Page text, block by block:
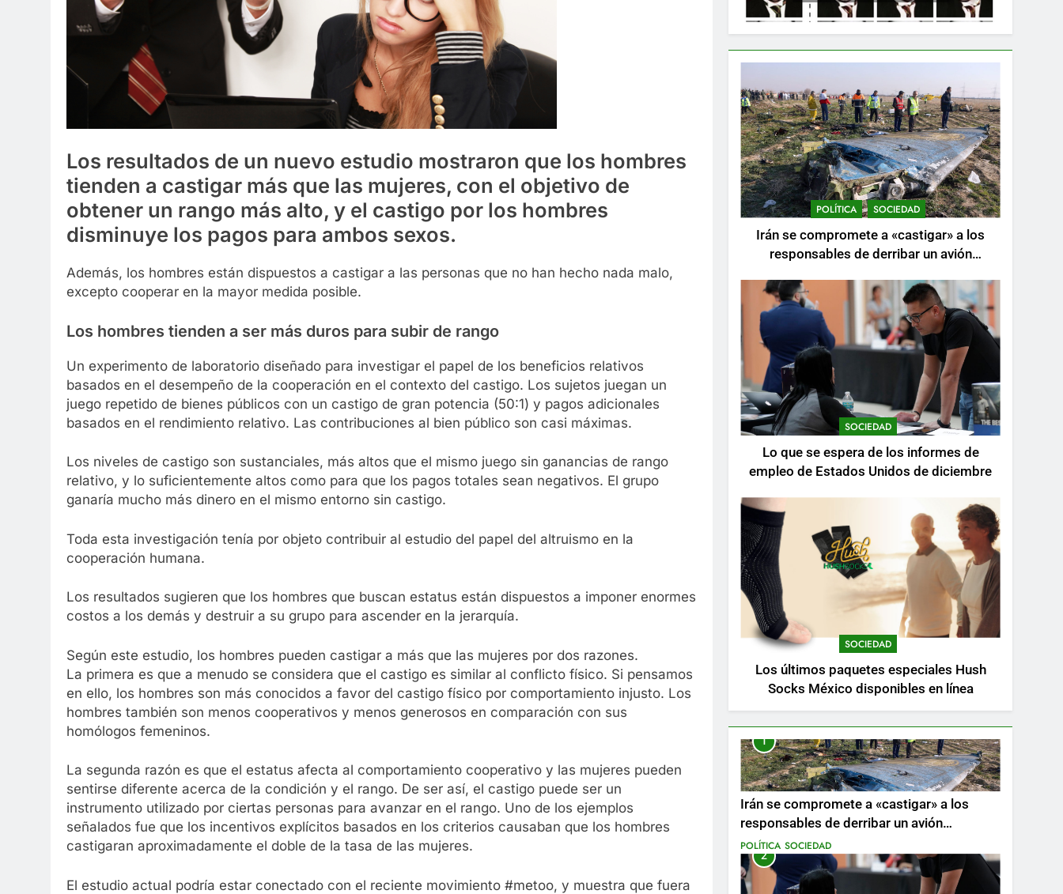
Los resultados de un nuevo estudio mostraron que los hombres
tienden a castigar más que las mujeres, con el objetivo de
obtener un rango más alto, y el castigo por los hombres
disminuye los pagos para ambos sexos.
Además, los hombres están dispuestos a castigar a las personas que no han hecho nada malo,
excepto cooperar en la mayor medida posible.
Los hombres tienden a ser más duros para subir de rango
Un experimento de laboratorio diseñado para investigar el papel de los beneficios relativos
basados en el desempeño de la cooperación en el contexto del castigo. Los sujetos juegan un
juego repetido de bienes públicos con un castigo de gran potencia (50:1) y pagos adicionales
basados en el rendimiento relativo. Las contribuciones al bien público son casi máximas.
Los niveles de castigo son sustanciales, más altos que el mismo juego sin ganancias de rango
relativo, y lo suficientemente altos como para que los pagos totales sean negativos. El grupo
ganaría mucho más dinero en el mismo entorno sin castigo.
Toda esta investigación tenía por objeto contribuir al estudio del papel del altruismo en la
cooperación humana.
Los resultados sugieren que los hombres que buscan estatus están dispuestos a imponer enormes
costos a los demás y destruir a su grupo para ascender en la jerarquía.
Según este estudio, los hombres pueden castigar a más que las mujeres por dos razones.
La primera es que a menudo se considera que el castigo es similar al conflicto físico. Si pensamos
en ello, los hombres son más conocidos a favor del castigo físico por comportamiento injusto. Los
hombres también son menos cooperativos y menos generosos en comparación con sus
homólogos femeninos.
La segunda razón es que el estatus afecta al comportamiento cooperativo y las mujeres pueden
sentirse diferente acerca de la condición y el rango. De ser así, el castigo puede ser un
instrumento utilizado por ciertas personas para avanzar en el rango. Uno de los ejemplos
señalados fue que los incentivos explícitos basados en los criterios causaban que los hombres
castigaran aproximadamente el doble de la tasa de las mujeres.
El estudio actual podría estar conectado con el reciente movimiento #metoo, y muestra que fuera
POLÍTICA SOCIEDAD
Irán se compromete a «castigar» a los
responsables de derribar un avión
SOCIEDAD
Lo que se espera de los informes de
empleo de Estados Unidos de diciembre
SOCIEDAD
Los últimos paquetes especiales Hush
Socks México disponibles en línea
1
Irán se compromete a «castigar» a los
responsables de derribar un avión
ucraniano mientras se realizan arrestos
POLÍTICA SOCIEDAD
2